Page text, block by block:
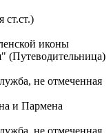
ст.ст.)
иконы
(Путеводительница)
и Пармена